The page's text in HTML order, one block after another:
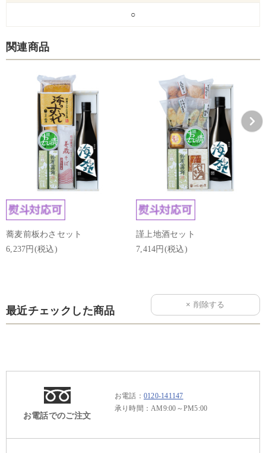
○
関連商品
蕎麦前板わさセット
6,237円(税込)
謹上地酒セット
7,414円(税込)
最近チェックした商品
お電話でのご注文
お電話： 0120-141147
承り時間：AM9:00～PM5:00